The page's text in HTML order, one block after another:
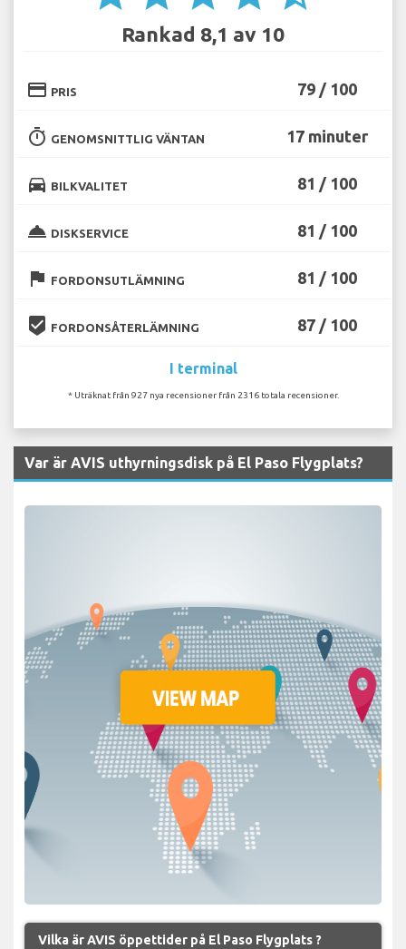
Rankad 8,1 av 10
credit_card PRIS 79 / 100
timer GENOMSNITTLIG VÄNTAN 17 minuter
directions_car BILKVALITET 81 / 100
room_service DISKSERVICE 81 / 100
flag FORDONSUTLÄMNING 81 / 100
beenhere FORDONSÅTERLÄMNING 87 / 100
I terminal
* Uträknat från 927 nya recensioner från 2316 totala recensioner.
Var är AVIS uthyrningsdisk på El Paso Flygplats?
Vilka är AVIS öppettider på El Paso Flygplats ?